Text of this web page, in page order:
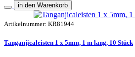
in den Warenkorb
Artikelnummer: KR81944
Tanganjicaleisten 1 x 5mm, 1 m lang, 10 Stück